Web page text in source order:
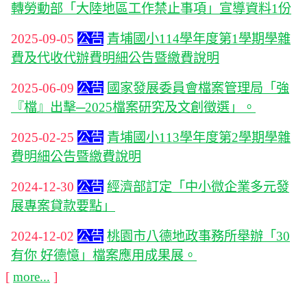
轉勞動部「大陸地區工作禁止事項」宣導資料1份
2025-09-05 公告 青埔國小114學年度第1學期學雜
費及代收代辦費明細公告暨繳費說明
2025-06-09 公告 國家發展委員會檔案管理局「強
『檔』出擊─2025檔案研究及文創徵選」。
2025-02-25 公告 青埔國小113學年度第2學期學雜
費明細公告暨繳費說明
2024-12-30 公告 經濟部訂定「中小微企業多元發
展專案貸款要點」
2024-12-02 公告 桃園市八德地政事務所舉辦「30
有你 好德憶」檔案應用成果展。
[ more... ]